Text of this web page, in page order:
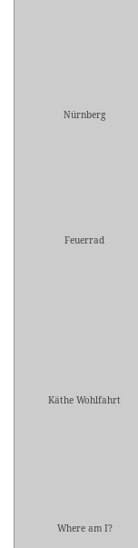
Nürnberg
Feuerrad
Käthe Wohlfahrt
Where am I?